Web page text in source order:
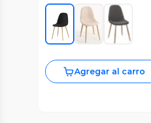
Agregar al carro